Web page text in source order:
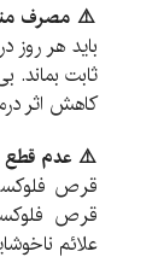
⚠️ مصرف
باید هر
ثابت
کاهش اثر
⚠️ عدم قطع
قرص
قرص
علائم